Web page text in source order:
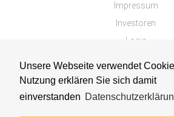
Unsere Webseite verwendet
Nutzung erklären Sie sich damit
einverstanden
Impressum
Investoren
Login